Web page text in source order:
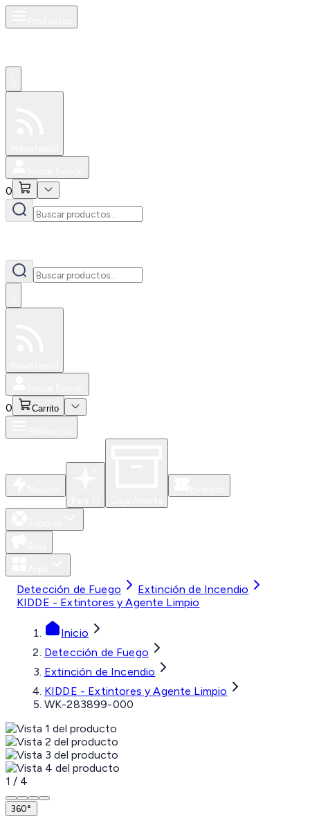
0
0 Carrito
Detección de Fuego
Extinción de Incendio
KIDDE - Extintores y Agente Limpio
Inicio
Detección de Fuego
Extinción de Incendio
KIDDE - Extintores y Agente Limpio
WK-283899-000
1 / 4
360°